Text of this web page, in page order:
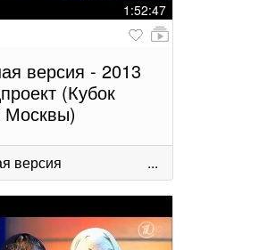
1:52:47
версия - 2013
(Кубок
Москвы)
версия ...